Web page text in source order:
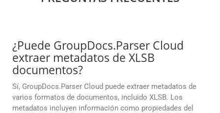
¿Puede GroupDocs.Parser Cloud
extraer metadatos de XLSB
documentos?
Sí, GroupDocs.Parser Cloud puede extraer metadatos de
varios formatos de documentos, incluido XLSB. Los
metadatos incluyen información como propiedades del